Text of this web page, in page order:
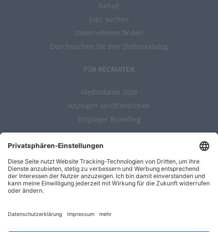
Gehalt
Jobs suchen
Unternehmen finden
Durchsuchen Sie den Stellenkatalog
FÜR RECRUITER
Mediadaten 2026
Anzeigen veröffentlichen
Employer Branding
ALLGEMEIN
Kontakt
AGBs